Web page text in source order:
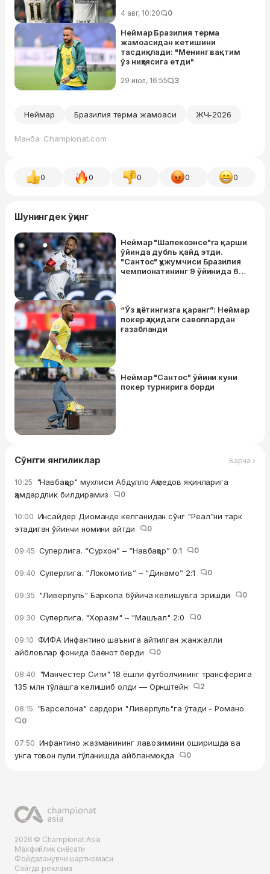
4 авг, 10:20 0
Неймар Бразилия терма
жамоасидан кетишини
тасдиқлади: "Менинг вақтим
ўз ниҳоясига етди"
29 июл, 16:55 3
Неймар Бразилия терма жамоаси ЖЧ-2026
Манба: Championat.com
0 0 0 0 0
Шунингдек ўқинг
Неймар "Шапекоэнсе"га қарши
ўйинда дубль қайд этди.
"Сантос" ҳужумчиси Бразилия
чемпионатининг 9 ўйинида 6+2
“Ўз ҳаётингизга қаранг”: Неймар
покер ҳақидаги саволлардан
ғазабланди
Неймар "Сантос" ўйини куни
покер турнирига борди
Сўнгги янгиликлар Барча ›
10:25 "Навбаҳор" мухлиси Абдулло Аҳмедов яқинларига
ҳамдардлик билдирамиз
0
10:00 Инсайдер Диоманде келганидан сўнг "Реал"ни тарк
этадиган ўйинчи номини айтди
0
09:45 Суперлига. “Сурхон” – “Навбаҳор” 0:1 0
09:40 Суперлига. “Локомотив” – “Динамо” 2:1 0
09:35 "Ливерпуль" Баркола бўйича келишувга эришди 0
09:30 Суперлига. "Хоразм" – "Машъал" 2:0 0
09:10 ФИФА Инфантино шаънига айтилган жанжалли
айбловлар фонида баёнот берди
0
08:40 "Манчестер Сити" 18 ёшли футболчининг трансферига
135 млн тўлашга келишиб олди — Орнштейн
2
08:15 "Барселона" сардори "Ливерпуль"га ўтади - Романо
0
07:50 Инфантино жазманининг лавозимини оширишда ва
унга товон пули тўланишда айбланмоқда
0
2026 © Championat.Asia
Махфийлик сиёсати
Фойдаланувчи шартномаси
Сайтда реклама